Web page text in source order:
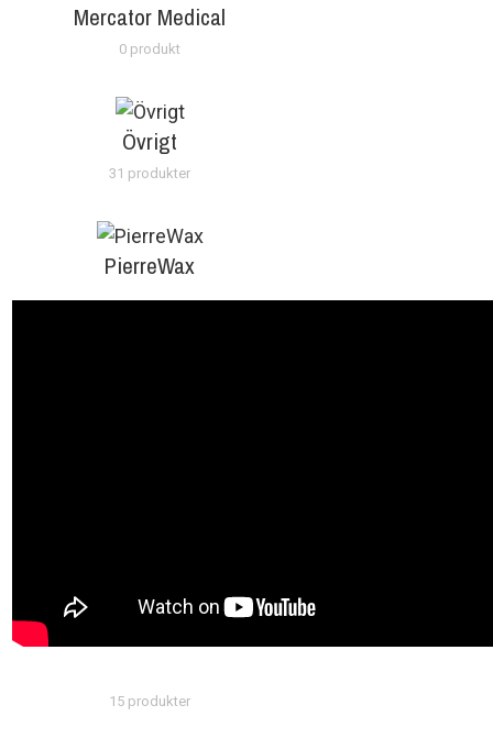
Mercator Medical
0 produkt
Övrigt
31 produkter
PierreWax
15 produkter